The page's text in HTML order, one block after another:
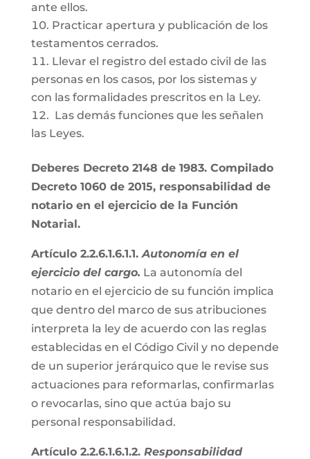
ante ellos.
Practicar apertura y publicación de los
testamentos cerrados.
Llevar el registro del estado civil de las
personas en los casos, por los sistemas y
con las formalidades prescritos en la Ley.
Las demás funciones que les señalen
las Leyes.
Deberes Decreto 2148 de 1983. Compilado
Decreto 1060 de 2015, responsabilidad de
notario en el ejercicio de la Función
Notarial.
Artículo 2.2.6.1.6.1.1.Autonomía en el
ejercicio del cargo. La autonomía del
notario en el ejercicio de su función implica
que dentro del marco de sus atribuciones
interpreta la ley de acuerdo con las reglas
establecidas en el Código Civil y no depende
de un superior jerárquico que le revise sus
actuaciones para reformarlas, confirmarlas
o revocarlas, sino que actúa bajo su
personal responsabilidad.
Artículo 2.2.6.1.6.1.2.Responsabilidad